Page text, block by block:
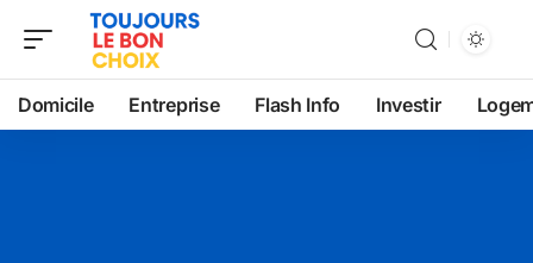
Domicile Entreprise Flash Info Investir